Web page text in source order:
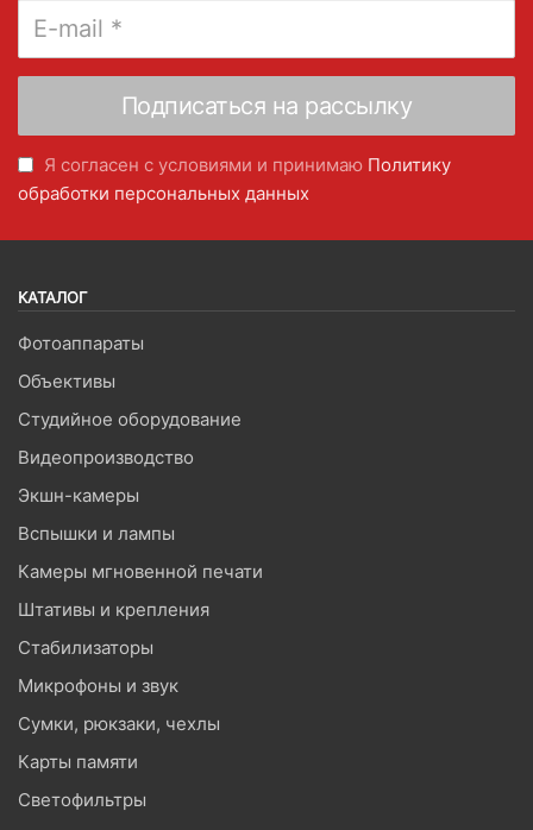
Я согласен с условиями и принимаю Политику
обработки персональных данных
КАТАЛОГ
Фотоаппараты
Объективы
Студийное оборудование
Видеопроизводство
Экшн-камеры
Вспышки и лампы
Камеры мгновенной печати
Штативы и крепления
Стабилизаторы
Микрофоны и звук
Сумки, рюкзаки, чехлы
Карты памяти
Светофильтры